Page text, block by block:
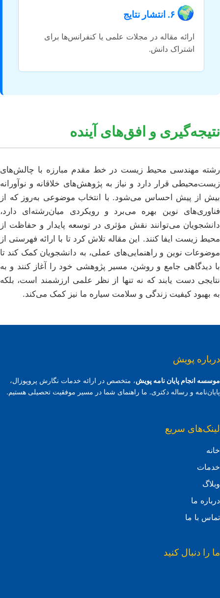
🌍 ۶. انتشار نتایج
ارائه مقاله در مجلات علمی یا کنفرانس‌ها برای
اشتراک دانش.
نتیجه‌گیری و افق‌های آینده
رشته مهندسی محیط زیست در خط مقدم مبارزه با چالش‌های
زیست‌محیطی قرار دارد و نیاز به پژوهش‌های خلاقانه و نوآورانه
بیش از پیش احساس می‌شود. با انتخاب موضوعی به‌روز که از
فناوری‌های نوین بهره می‌برد و رویکردی میان‌رشته‌ای دارد،
دانشجویان می‌توانند نقش مؤثری در توسعه پایدار و حفاظت از
محیط زیست ایفا کنند. این مقاله تلاش کرد تا با ارائه فهرستی از
موضوعات نوین و راهنمایی‌های عملی، به دانشجویان کمک کند تا
با دیدگاهی جامع و روشن، مسیر پژوهشی خود را آغاز کنند و به
نتایجی دست یابند که نه تنها از نظر علمی ارزشمند است، بلکه
به بهبود کیفیت زندگی و سلامت سیاره ما نیز کمک می‌کند.
درباره پویش
موسسه انجام پایان نامه پویش، متخصص در ارائه خدمات نگارش پروپوزال،
پایان‌نامه و رساله دکتری. ما راهنمای شما در مسیر موفقیت تحصیلی هستیم.
لینک‌های سریع
خانه
خدمات
وبلاگ
درباره ما
تماس با ما
ما را دنبال کنید